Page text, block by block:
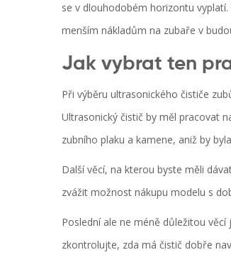
se v dlouhodobém horizontu
menším nákladům na zubaře v
Jak vybrat ten
Při výběru ultrasonického čističe
Ultrasonický čistič by měl pracovat
zubního plaku a kamene, aniž by
Další věcí, na kterou byste měli
zvážit možnost nákupu modelu s
Poslední ale ne méně důležitou
zkontrolujte, zda má čistič dobře